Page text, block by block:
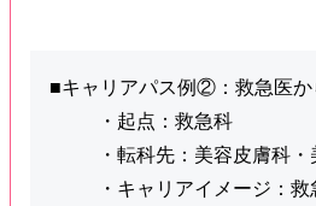
■キャリアパス例②：救急医
・起点：救急科
・転科先：美容皮膚科
・キャリアイメージ：